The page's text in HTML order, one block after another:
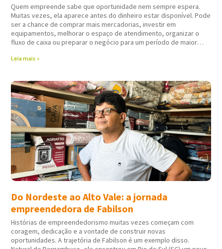
Quem empreende sabe que oportunidade nem sempre espera.
Muitas vezes, ela aparece antes do dinheiro estar disponível. Pode
ser a chance de comprar mais mercadorias, investir em
equipamentos, melhorar o espaço de atendimento, organizar o
fluxo de caixa ou preparar o negócio para um período de maior
Leia mais »
Do Nordeste ao Alto Vale: a jornada
empreendedora de Fabilson
Histórias de empreendedorismo muitas vezes começam com
coragem, dedicação e a vontade de construir novas
oportunidades. A trajetória de Fabilson é um exemplo disso.